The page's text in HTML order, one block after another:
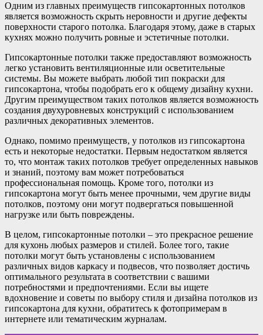
Одним из главных преимуществ гипсокартонных потолков
является возможность скрыть неровности и другие дефекты
поверхности старого потолка. Благодаря этому, даже в старых
кухнях можно получить ровные и эстетичные потолки.
Гипсокартонные потолки также предоставляют возможность
легко установить вентиляционные или осветительные
системы. Вы можете выбрать любой тип покраски для
гипсокартона, чтобы подобрать его к общему дизайну кухни.
Другим преимуществом таких потолков является возможность
создания двухуровневых конструкций с использованием
различных декоративных элементов.
Однако, помимо преимуществ, у потолков из гипсокартона
есть и некоторые недостатки. Первым недостатком является
то, что монтаж таких потолков требует определенных навыков
и знаний, поэтому вам может потребоваться
профессиональная помощь. Кроме того, потолки из
гипсокартона могут быть менее прочными, чем другие виды
потолков, поэтому они могут подвергаться повышенной
нагрузке или быть повреждены.
В целом, гипсокартонные потолки – это прекрасное решение
для кухонь любых размеров и стилей. Более того, такие
потолки могут быть установлены с использованием
различных видов каркасу и подвесов, что позволяет достичь
оптимального результата в соответствии с вашими
потребностями и предпочтениями. Если вы ищете
вдохновение и советы по выбору стиля и дизайна потолков из
гипсокартона для кухни, обратитесь к фотопримерам в
интернете или тематическим журналам.